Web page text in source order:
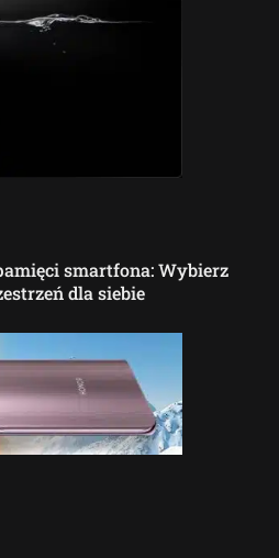
smartfona: Wybierz
dla siebie